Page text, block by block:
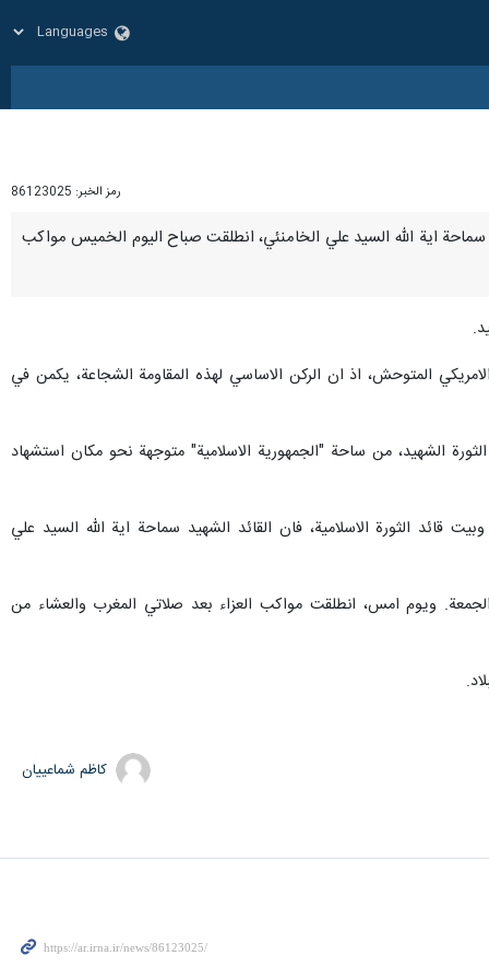
رمز الخبر: 86123025
سماحة اية الله السيد علي الخامنئي، انطلقت صباح اليوم الخميس مواكب
المتوحش، اذ ان الركن الاساسي لهذه المقاومة الشجاعة، يكمن في
استشهاد قائد الثورة الشهيد، من ساحة "الجمهورية الاسلامية" متوجهة نحو مكان استشهاد
قائد الثورة الاسلامية، فان القائد الشهيد سماحة اية الله السيد علي
ويوم امس، انطلقت مواكب العزاء بعد صلاتي المغرب والعشاء من
کاظم شماعییان